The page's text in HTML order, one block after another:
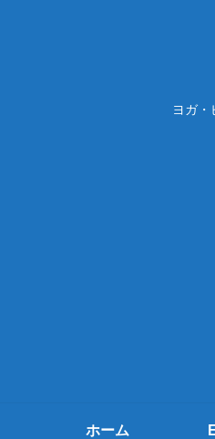
ヨガ・
ホーム